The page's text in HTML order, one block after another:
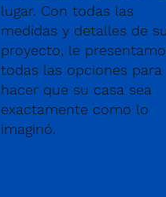
lugar. Con todas las
medidas y detalles de su
proyecto, le
todas las opciones para
hacer que su casa sea
exactamente como lo
imaginó.